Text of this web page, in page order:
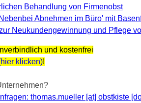
Behandlung von Firmenobst
Abnehmen im Büro' mit
Neukundengewinnung und Pflege
und kostenfrei
klicken)!
thomas.mueller [at] obstkiste